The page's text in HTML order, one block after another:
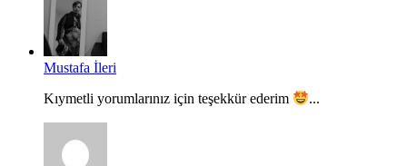
Mustafa İleri
Kıymetli yorumlarınız için teşekkür ederim ...